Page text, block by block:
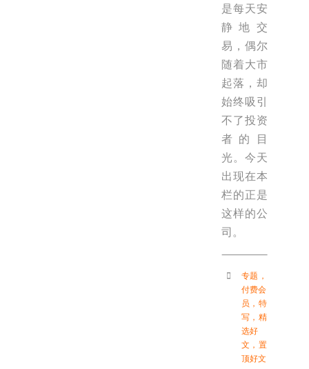
是每天安
静地交
易，偶尔
随着大市
起落，却
始终吸引
不了投资
者的目
光。今天
出现在本
栏的正是
这样的公
司。
专题 ，
付费会
员 ， 特
写 ， 精
选好
文 ， 置
顶好文